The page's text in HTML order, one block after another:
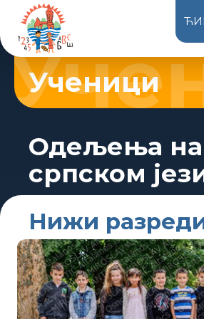
Ученици
Одељења на
српском
Нижи